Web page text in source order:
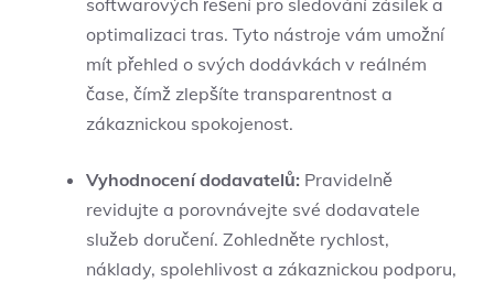
softwarových řešení pro ‍sledování ⁢zásilek a
optimalizaci tras. Tyto nástroje vám umožní
mít⁣ přehled ⁣o svých ⁤dodávkách v⁢ reálném
⁢čase, čímž zlepšíte transparentnost a
zákaznickou spokojenost.
Vyhodnocení dodavatelů: Pravidelně ​
revidujte a porovnávejte‌ své ⁣dodavatele
⁣služeb ‍doručení. Zohledněte⁤ rychlost,
náklady, spolehlivost a‌ zákaznickou podporu,